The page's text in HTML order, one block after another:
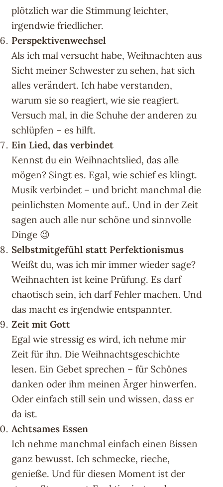
plötzlich war die Stimmung leichter,
irgendwie friedlicher.
Perspektivenwechsel
Als ich mal versucht habe, Weihnachten aus
Sicht meiner Schwester zu sehen, hat sich
alles verändert. Ich habe verstanden,
warum sie so reagiert, wie sie reagiert.
Versuch mal, in die Schuhe der anderen zu
schlüpfen – es hilft.
Ein Lied, das verbindet
Kennst du ein Weihnachtslied, das alle
mögen? Singt es. Egal, wie schief es klingt.
Musik verbindet – und bricht manchmal die
peinlichsten Momente auf.. Und in der Zeit
sagen auch alle nur schöne und sinnvolle
Dinge 😉
Selbstmitgefühl statt Perfektionismus
Weißt du, was ich mir immer wieder sage?
Weihnachten ist keine Prüfung. Es darf
chaotisch sein, ich darf Fehler machen. Und
das macht es irgendwie entspannter.
Zeit mit Gott
Egal wie stressig es wird, ich nehme mir
Zeit für ihn. Die Weihnachtsgeschichte
lesen. Ein Gebet sprechen – für Schönes
danken oder ihm meinen Ärger hinwerfen.
Oder einfach still sein und wissen, dass er
da ist.
Achtsames Essen
Ich nehme manchmal einfach einen Bissen
ganz bewusst. Ich schmecke, rieche,
genieße. Und für diesen Moment ist der